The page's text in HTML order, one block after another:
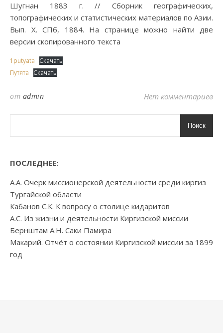
Шугнан 1883 г. // Сборник географических,
топографических и статистических материалов по Азии.
Вып. X. СПб, 1884. На странице можно найти две
версии скопированного текста
1putyata
Скачать
Путята
Скачать
от admin Нет комментариев
Поиск
ПОСЛЕДНЕЕ:
А.А. Очерк миссионерской деятельности среди киргиз
Тургайской области
Кабанов С.К. К вопросу о столице кидаритов
А.С. Из жизни и деятельности Киргизской миссии
Бернштам А.Н. Саки Памира
Макарий. Отчёт о состоянии Киргизской миссии за 1899
год